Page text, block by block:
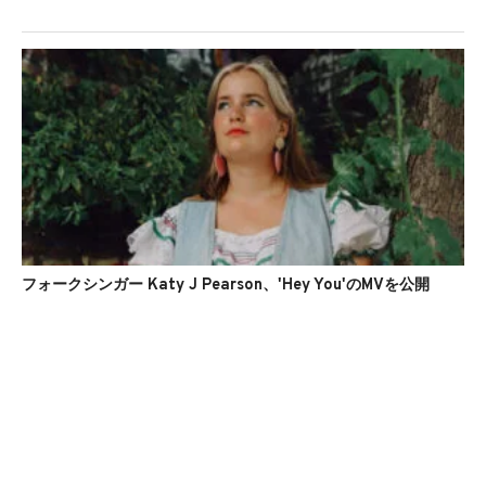
フォークシンガー Katy J Pearson、'Hey You'のMVを公開